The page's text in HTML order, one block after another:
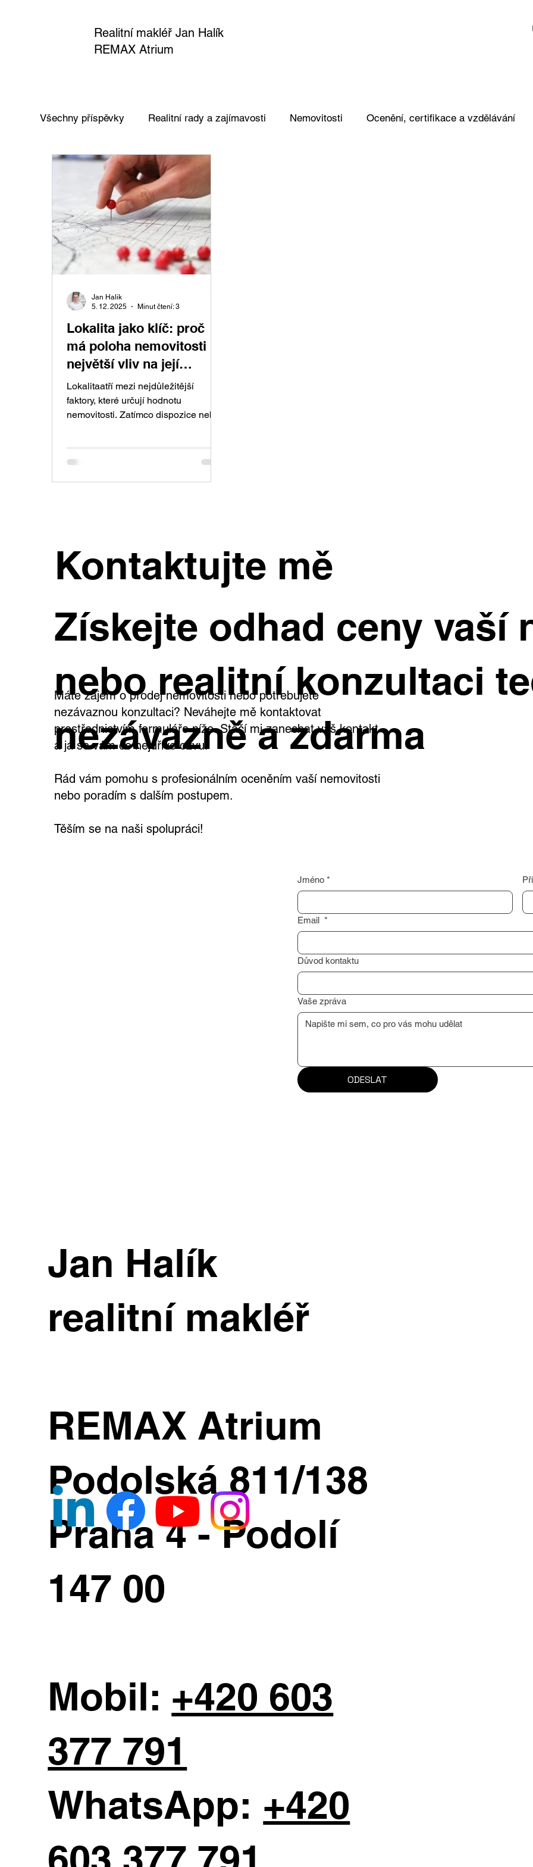
Realitní makléř Jan Halík
REMAX Atrium
Všechny příspěvky Realitní rady a zajímavosti Nemovitosti Ocenění, certifikace a vzdělávání
Lokalita jako klíč: proč
má poloha nemovitosti
největší vliv na její
hodnotu
Lokalitaatří mezi nejdůležitější
faktory, které určují hodnotu
nemovitosti. Zatímco dispozice nebo
Jan Halik
5. 12. 2025
Minut čtení: 3
Kontaktujte mě
Získejte odhad ceny vaší
nebo realitní konzultaci
nezávazně a zdarma
Máte zájem o prodej nemovitosti nebo potřebujete
nezávaznou konzultaci? Neváhejte mě kontaktovat
prostřednictvím formuláře níže. Stačí mi zanechat váš kontakt
a já se vám co nejdříve ozvu.
Rád vám pomohu s profesionálním oceněním vaší nemovitosti
nebo poradím s dalším postupem.
Těším se na naši spolupráci!
Jméno *
Email *
Důvod kontaktu
Vaše zpráva
ODESLAT
Jan Halík
realitní makléř
REMAX Atrium
Podolská 811/138
Praha 4 - Podolí
147 00
Mobil: +420 603
377 791
WhatsApp: +420